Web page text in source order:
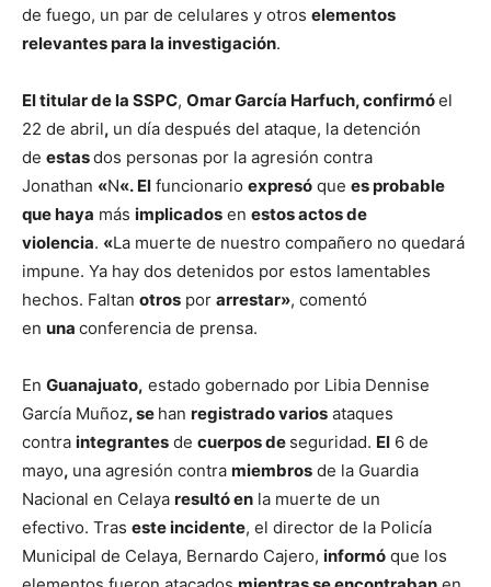
de fuego, un par de celulares y otros elementos
relevantes para la investigación.
El titular de la SSPC, Omar García Harfuch, confirmóel
22 de abril, un día después del ataque, la detención
de estasdos personas por la agresión contra
Jonathan «N«. El funcionario expresó que es probable
que haya más implicados en estos actos de
violencia. «La muerte de nuestro compañero no quedará
impune. Ya hay dos detenidos por estos lamentables
hechos. Faltan otros por arrestar», comentó
en una conferencia de prensa.
En Guanajuato, estado gobernado por Libia Dennise
García Muñoz, se han registrado varios ataques
contra integrantes de cuerpos de seguridad. El 6 de
mayo, una agresión contra miembros de la Guardia
Nacional en Celaya resultó en la muerte de un
efectivo. Tras este incidente, el director de la Policía
Municipal de Celaya, Bernardo Cajero, informó que los